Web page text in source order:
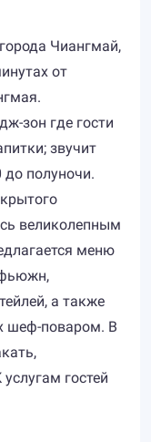
Чиангмай,
от
зон где гости
звучит
полуночи.
великолепным
меню
фьюжн,
а также
шеф-поваром. В
гостей